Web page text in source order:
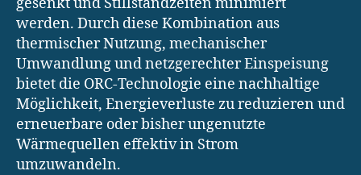
werden. Durch diese Kombination aus
thermischer Nutzung, mechanischer
Umwandlung und netzgerechter Einspeisung
bietet die ORC-Technologie eine nachhaltige
Möglichkeit, Energieverluste zu reduzieren und
erneuerbare oder bisher ungenutzte
Wärmequellen effektiv in Strom
umzuwandeln.